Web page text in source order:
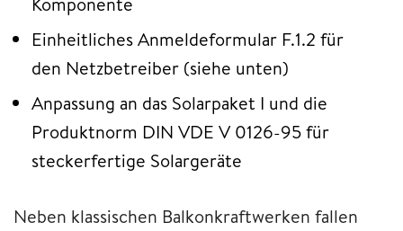
Einheitliches Anmeldeformular F.1.2 für
den Netzbetreiber (siehe unten)
Anpassung an das Solarpaket I und die
Produktnorm DIN VDE V 0126-95 für
steckerfertige Solargeräte
Neben klassischen Balkonkraftwerken fallen